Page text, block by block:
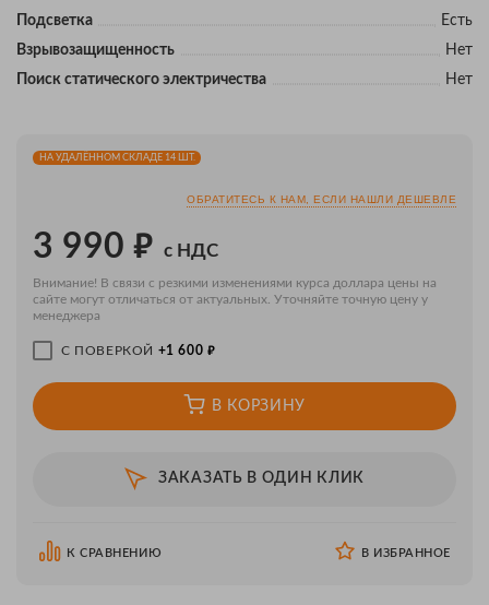
Подсветка
Есть
Взрывозащищенность
Нет
Поиск статического электричества
Нет
НА УДАЛЁННОМ СКЛАДЕ 14 ШТ.
ОБРАТИТЕСЬ К НАМ, ЕСЛИ НАШЛИ ДЕШЕВЛЕ
3 990 ₽ с НДС
Внимание! В связи с резкими изменениями курса доллара цены на
сайте могут отличаться от актуальных. Уточняйте точную цену у
менеджера
С ПОВЕРКОЙ +1 600 ₽
В КОРЗИНУ
ЗАКАЗАТЬ В ОДИН КЛИК
К СРАВНЕНИЮ В ИЗБРАННОЕ